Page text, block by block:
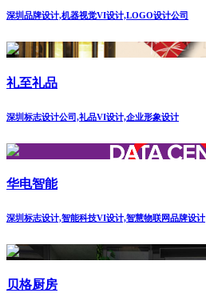
深圳品牌设计,机器视觉VI设计,LOGO设计公司
礼至礼品
深圳标志设计公司,礼品VI设计,企业形象设计
华电智能
深圳标志设计,智能科技VI设计,智慧物联网品牌设计
贝格厨房